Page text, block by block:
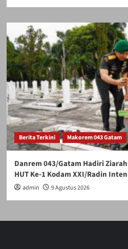
Berita Terkini Makorem 043 Gatam
Danrem 043/Gatam Hadiri
HUT Ke-1 Kodam XXI/Radin Inten
admin 9 Agustus 2026